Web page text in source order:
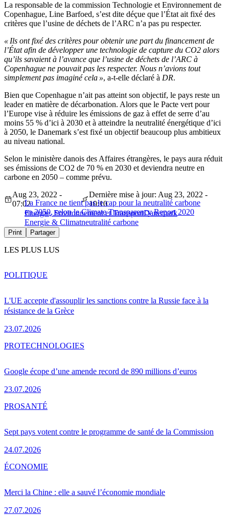
La responsable de la commission Technologie et Environnement de
Copenhague, Line Barfoed, s’est dite déçue que l’État ait fixé des
critères que l’usine de déchets de l’ARC n’a pas pu respecter.
« Ils ont fixé des critères pour obtenir une part du financement de
l’État afin de développer une technologie de capture du CO2 alors
qu’ils savaient à l’avance que l’usine de déchets de l’ARC à
Copenhague ne pouvait pas les respecter. Nous n’avions tout
simplement pas imaginé cela », a-t-elle déclaré à DR.
Bien que Copenhague n’ait pas atteint son objectif, le pays reste un
leader en matière de décarbonation. Alors que le Pacte vert pour
l’Europe vise à réduire les émissions de gaz à effet de serre d’au
moins 55 % d’ici à 2030 et à atteindre la neutralité énergétique d’ici
à 2050, le Danemark s’est fixé un objectif beaucoup plus ambitieux
au niveau national.
Selon le ministère danois des Affaires étrangères, le pays aura réduit
ses émissions de CO2 de 70 % en 2030 et deviendra neutre en
carbone en 2050 – comme prévu.
La France ne tient pas le cap pour la neutralité carbone
en 2050, selon le Climate Transparency Report 2020
Aug 23, 2022 -
07:02
Dernière mise à jour: Aug 23, 2022 -
10:10
Energie, Environnement et TransportDanemark
Energie & Climatneutralité carbone
Print Partager
LES PLUS LUS
L'UE accepte d'assouplir les sanctions contre la Russie face à la
résistance de la Grèce
23.07.2026
POLITIQUE
Google écope d’une amende record de 890 millions d’euros
23.07.2026
PROTECHNOLOGIES
Sept pays votent contre le programme de santé de la Commission
24.07.2026
PROSANTÉ
Merci la Chine : elle a sauvé l’économie mondiale
27.07.2026
ÉCONOMIE